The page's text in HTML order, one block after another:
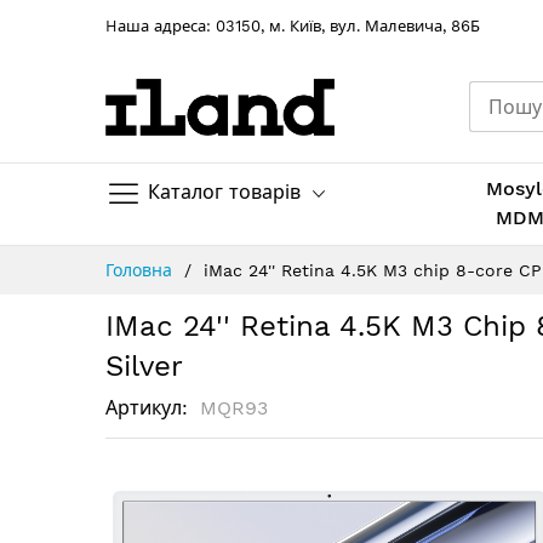
Hаша адреса: 03150, м. Київ, вул. Малевича, 86Б
Каталог товарів
MDM
Головна iMac 24'' Retina 4.5K M3 chip 8-core
IMac 24'' Retina 4.5K M3 Chip
Silver
Артикул MQR93
до